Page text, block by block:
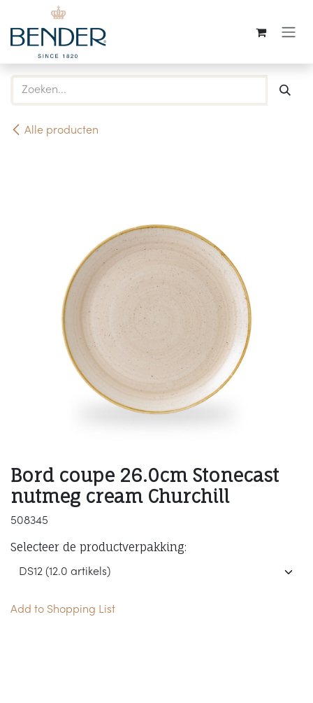
Overslaan naar inhoud
Alle producten
Bord coupe 26.0cm Stonecast
nutmeg cream Churchill
508345
Selecteer de productverpakking:
Add to Shopping List